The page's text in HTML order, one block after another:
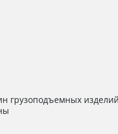
грузоподъемных